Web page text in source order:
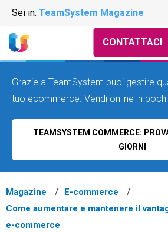
Sei in: TeamSystem Magazine
CONTATTACI
Grazie a TeamSystem puoi gestire
tuo ecommerce. Vendi online in
TEAMSYSTEM COMMERCE:
GIORNI
Magazine
E-commerce
Come aumentare e mantenere il
e-commerce